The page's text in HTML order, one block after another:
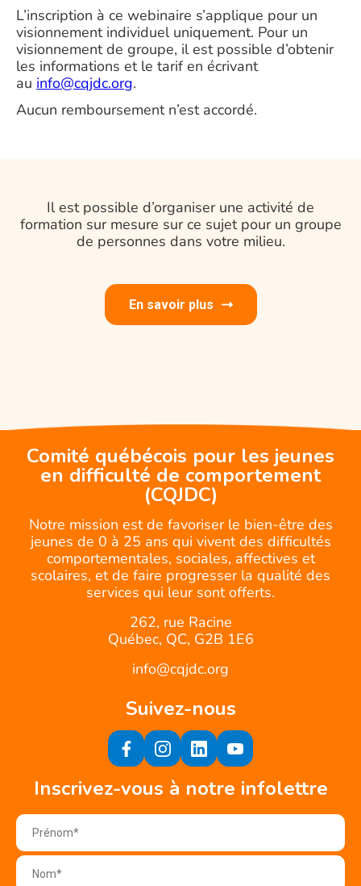
L’inscription à ce webinaire s’applique pour un
visionnement individuel uniquement. Pour un
visionnement de groupe, il est possible d’obtenir
les informations et le tarif en écrivant
au info@cqjdc.org.
Aucun remboursement n’est accordé.
Il est possible d’organiser une activité de
formation sur mesure sur ce sujet pour un groupe
de personnes dans votre milieu.
En savoir plus
Comité québécois pour les jeunes
en difficulté de comportement
(CQJDC)
Notre mission est de favoriser le bien-être des
jeunes de 0 à 25 ans qui vivent des difficultés
comportementales, sociales, affectives et
scolaires, et de faire progresser la qualité des
services qui leur sont offerts.
262, rue Racine
Québec, QC, G2B 1E6
info@cqjdc.org
Suivez-nous
Inscrivez-vous à notre infolettre